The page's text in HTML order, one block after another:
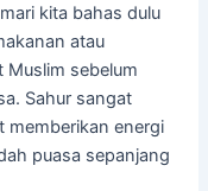
kita bahas dulu
atau
sebelum
Sahur sangat
memberikan energi
puasa sepanjang